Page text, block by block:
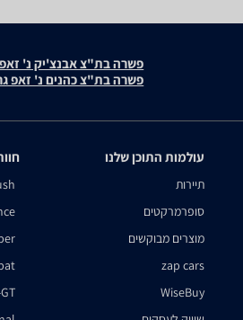
פשרה בת"צ אבנצ'יק נ' זאפ גרופ
פשרה בת"צ כהנים נ' זאפ גרופ (ת"צ
עולמות התוכן שלנו
תיירות
סופרמרקטים
מוצרים מבוקשים
zap cars
WiseBuy